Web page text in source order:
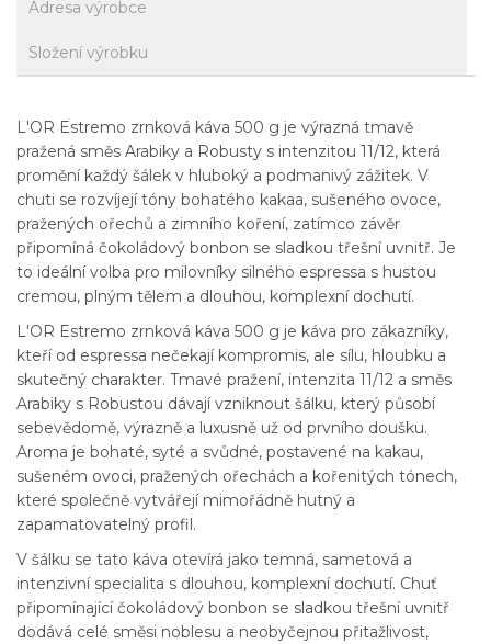
Adresa výrobce
Složení výrobku
L'OR Estremo zrnková káva 500 g je výrazná tmavě
pražená směs Arabiky a Robusty s intenzitou 11/12, která
promění každý šálek v hluboký a podmanivý zážitek. V
chuti se rozvíjejí tóny bohatého kakaa, sušeného ovoce,
pražených ořechů a zimního koření, zatímco závěr
připomíná čokoládový bonbon se sladkou třešní uvnitř. Je
to ideální volba pro milovníky silného espressa s hustou
cremou, plným tělem a dlouhou, komplexní dochutí.
L'OR Estremo zrnková káva 500 g je káva pro zákazníky,
kteří od espressa nečekají kompromis, ale sílu, hloubku a
skutečný charakter. Tmavé pražení, intenzita 11/12 a směs
Arabiky s Robustou dávají vzniknout šálku, který působí
sebevědomě, výrazně a luxusně už od prvního doušku.
Aroma je bohaté, syté a svůdné, postavené na kakau,
sušeném ovoci, pražených ořechách a kořenitých tónech,
které společně vytvářejí mimořádně hutný a
zapamatovatelný profil.
V šálku se tato káva otevírá jako temná, sametová a
intenzivní specialita s dlouhou, komplexní dochutí. Chuť
připomínající čokoládový bonbon se sladkou třešní uvnitř
dodává celé směsi noblesu a neobyčejnou přitažlivost,